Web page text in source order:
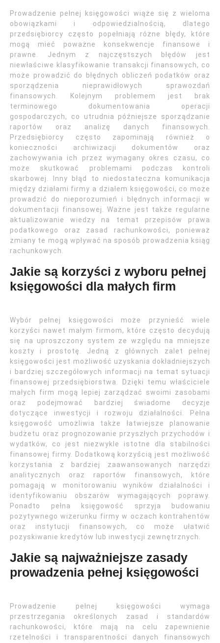
Prowadzenie pełnej księgowości wiąże się z wieloma
obowiązkami i odpowiedzialnością, dlatego
przedsiębiorcy często popełniają różne błędy, które
mogą mieć poważne konsekwencje finansowe i
prawne. Jednym z najczęstszych błędów jest
niewłaściwe klasyfikowanie transakcji finansowych, co
może prowadzić do błędnych obliczeń podatków oraz
sporządzenia nieprawidłowych sprawozdań
finansowych. Kolejnym problemem jest brak
terminowego dokumentowania operacji
gospodarczych, co utrudnia późniejsze sporządzanie
raportów oraz analizę danych finansowych.
Przedsiębiorcy często zapominają również o
konieczności archiwizacji dokumentów oraz
zachowywania ich przez wymagany okres czasu, co
może skutkować problemami podczas kontroli
skarbowej. Inny błąd to niedostateczna komunikacja
między działami firmy a działem księgowości, co może
prowadzić do nieporozumień i błędnych informacji w
dokumentacji finansowej. Ważne jest także regularne
aktualizowanie wiedzy na temat przepisów prawa
podatkowego oraz zasad rachunkowości, ponieważ
zmiany te mogą wpływać na sposób prowadzenia ksiąg
rachunkowych.
Jakie są korzyści z wyboru pełnej
księgowości dla małych firm
Wybór pełnej księgowości może przynieść wiele
korzyści nawet małym firmom, które często decydują
się na uproszczony system ze względu na mniejsze
koszty i prostotę. Jedną z głównych zalet pełnej
księgowości jest możliwość uzyskania dokładniejszych
i bardziej szczegółowych informacji na temat sytuacji
finansowej przedsiębiorstwa. Dzięki temu właściciele
małych firm mogą lepiej zarządzać swoimi zasobami
oraz podejmować bardziej świadome decyzje
dotyczące inwestycji i rozwoju działalności. Pełna
księgowość umożliwia także łatwiejsze planowanie
budżetu oraz prognozowanie przyszłych przychodów i
wydatków, co jest niezwykle istotne dla stabilności
finansowej firmy. Dodatkową korzyścią jest możliwość
korzystania z bardziej zaawansowanych narzędzi
analitycznych oraz raportów finansowych, które
pomagają w monitorowaniu wyników działalności i
identyfikowaniu obszarów wymagających poprawy.
Ponadto pełna księgowość sprzyja budowaniu
pozytywnego wizerunku firmy w oczach kontrahentów
oraz instytucji finansowych, co może ułatwić
pozyskiwanie kredytów lub inwestycji zewnętrznych.
Jakie są najważniejsze zasady
prowadzenia pełnej księgowości
Prowadzenie pełnej księgowości wymaga
przestrzegania określonych zasad i standardów
rachunkowości, które mają na celu zapewnienie
rzetelności i transparentności danych finansowych